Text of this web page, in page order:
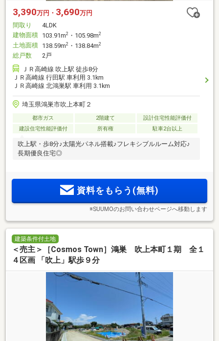
3,390万円・ 3,690万円
間取り
4LDK
建物面積 103.91m2 ・105.98m2
土地面積 138.59m2 ・138.84m2
総戸数
2戸
ＪＲ高崎線 吹上駅 徒歩8分
ＪＲ高崎線 行田駅 車利用 3.1km
ＪＲ高崎線 北鴻巣駅 車利用 3.1km
埼玉県鴻巣市吹上本町２
都市ガス 2階建て
設計住宅性能評価付
建設住宅性能評価付
所有権 駐車2台以上
吹上駅・歩8分♪太陽光パネル搭載♪フレキシブルルーム対応♪
長期優良住宅◎
資料をもらう(無料)
※SUUMOのお問い合わせページへ移動します
建築条件付土地
＜売主＞［Cosmos Town］鴻巣 吹上本町１期 全１
４区画 「吹上」駅歩９分